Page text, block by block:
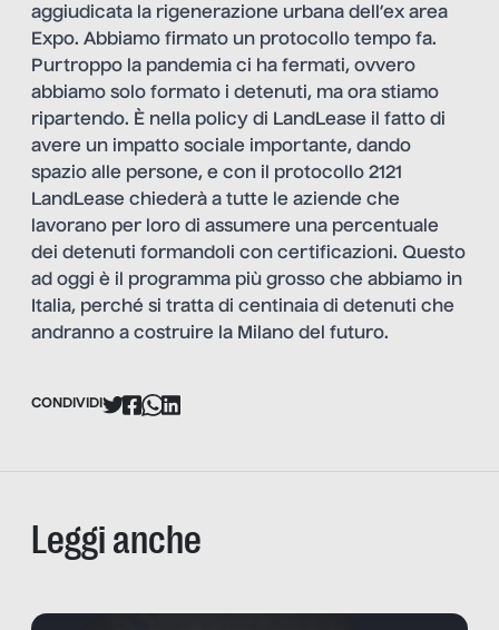
aggiudicata la rigenerazione urbana dell’ex area
Expo. Abbiamo firmato un protocollo tempo fa.
Purtroppo la pandemia ci ha fermati, ovvero
abbiamo solo formato i detenuti, ma ora stiamo
ripartendo. È nella policy di LandLease il fatto di
avere un impatto sociale importante, dando
spazio alle persone, e con il protocollo 2121
LandLease chiederà a tutte le aziende che
lavorano per loro di assumere una percentuale
dei detenuti formandoli con certificazioni. Questo
ad oggi è il programma più grosso che abbiamo in
Italia, perché si tratta di centinaia di detenuti che
andranno a costruire la Milano del futuro.
CONDIVIDI
Leggi anche